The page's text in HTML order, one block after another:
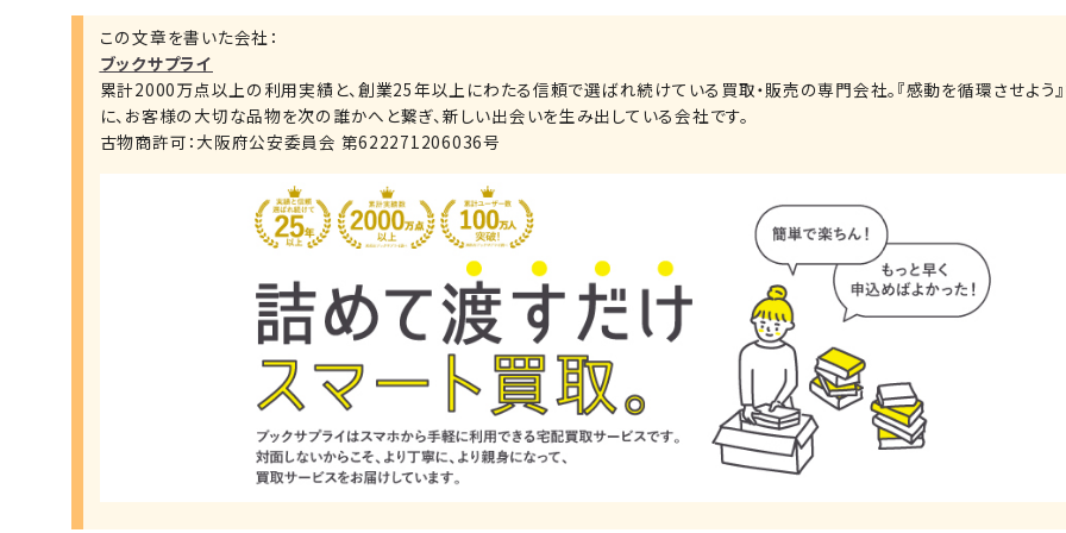
この文章を書いた会社：
ブックサプライ
累計2000万点以上の利用実績と、創業25年以上にわたる信頼で選ばれ続けている買取・販売の専門会社。『感動を循環させよう』
に、お客様の大切な品物を次の誰かへと繋ぎ、新しい出会いを生み出している会社です。
古物商許可：大阪府公安委員会 第622271206036号